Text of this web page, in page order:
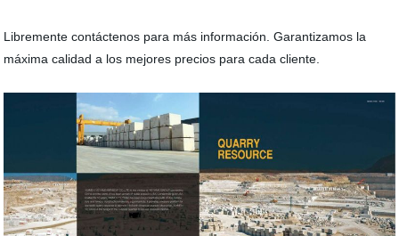
Libremente contáctenos para más información. Garantizamos la
máxima calidad a los mejores precios para cada cliente.